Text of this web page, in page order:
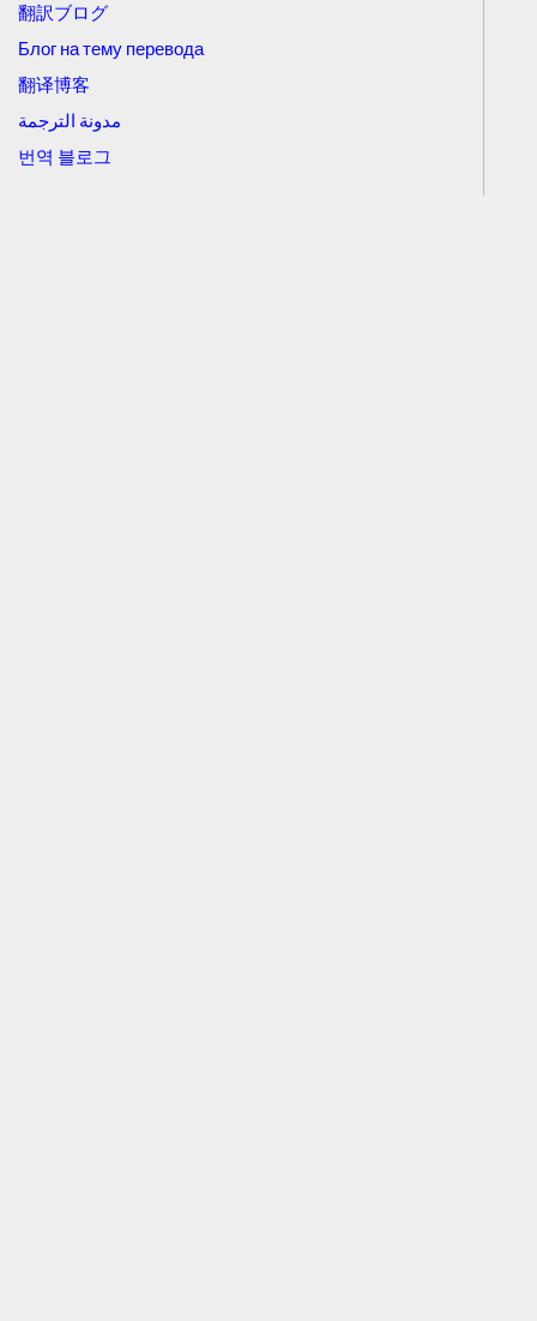
翻訳ブログ
Блог на тему перевода
翻译博客
مدونة الترجمة
번역 블로그